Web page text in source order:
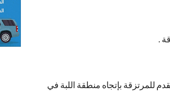
.
للمرتزقة بإتجاه منطقة اللبة في